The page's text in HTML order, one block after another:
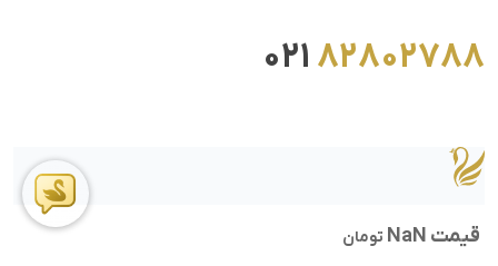
قیمت NaN تومان
82802788
021